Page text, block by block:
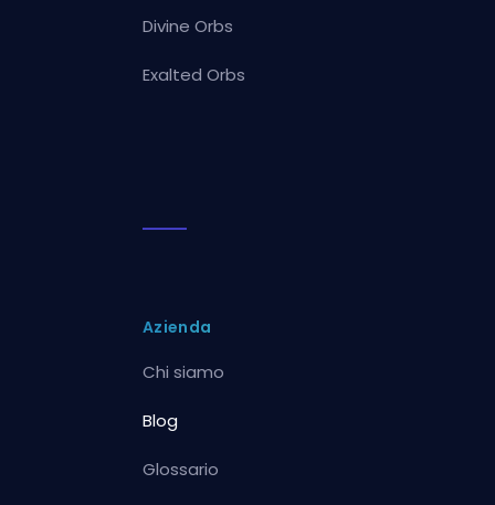
Divine Orbs
Exalted Orbs
Azienda
Chi siamo
Blog
Glossario